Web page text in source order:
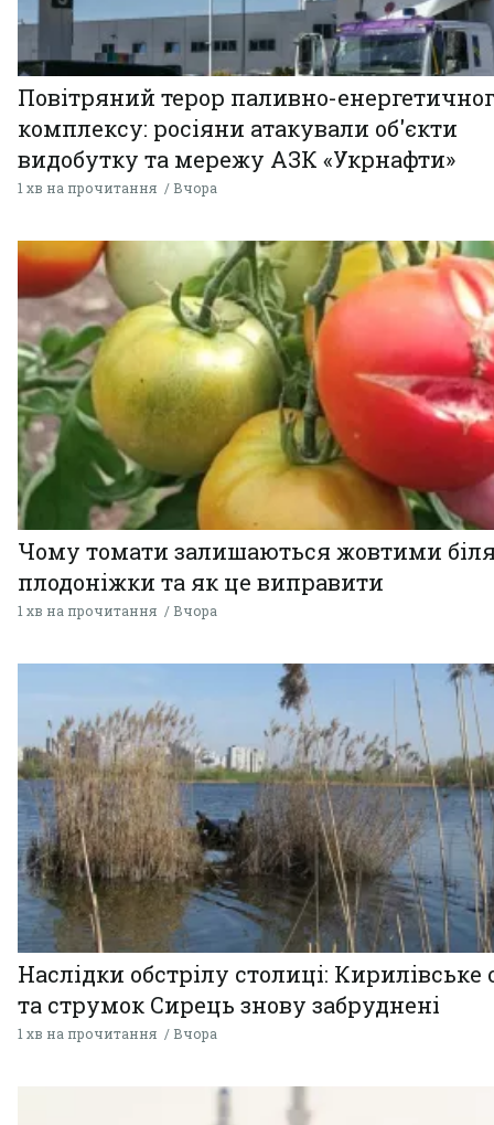
Повітряний терор паливно-
комплексу: росіяни атакували об'єкти
видобутку та мережу АЗК «Укрнафти»
1 хв на прочитання Вчора
Чому томати залишаються жовтими
плодоніжки та як це виправити
1 хв на прочитання Вчора
Наслідки обстрілу столиці: Кирилівське
та струмок Сирець знову забруднені
1 хв на прочитання Вчора